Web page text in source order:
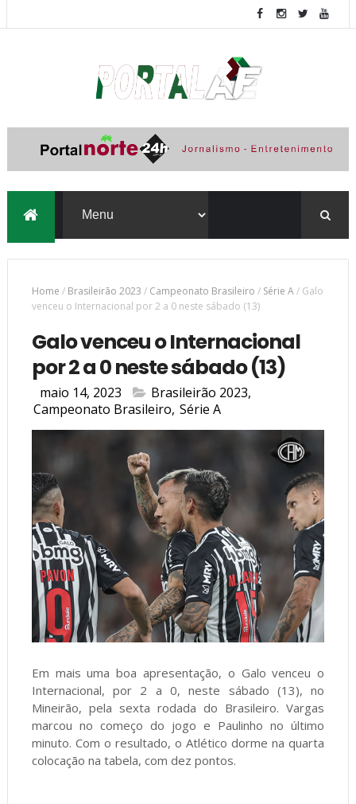
Home / Brasileirão 2023 / Campeonato Brasileiro / Série A/ Galo
venceu o Internacional por 2 a 0 neste sábado (13)
Galo venceu o Internacional
por 2 a 0 neste sábado (13)
maio 14, 2023 Brasileirão 2023,
Campeonato Brasileiro, Série A
Em mais uma boa apresentação, o Galo venceu o
Internacional, por 2 a 0, neste sábado (13), no
Mineirão, pela sexta rodada do Brasileiro. Vargas
marcou no começo do jogo e Paulinho no último
minuto. Com o resultado, o Atlético dorme na quarta
colocação na tabela, com dez pontos.